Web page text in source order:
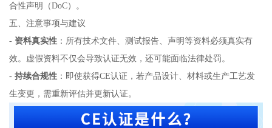
合性声明（DoC）。
五、注意事项与建议
- 资料真实性：所有技术文件、测试报告、声明等资料必须真实有
效。虚假资料不仅会导致认证无效，还可能面临法律处罚。
- 持续合规性：即使获得CE认证，若产品设计、材料或生产工艺发
生变更，需重新评估并更新认证。